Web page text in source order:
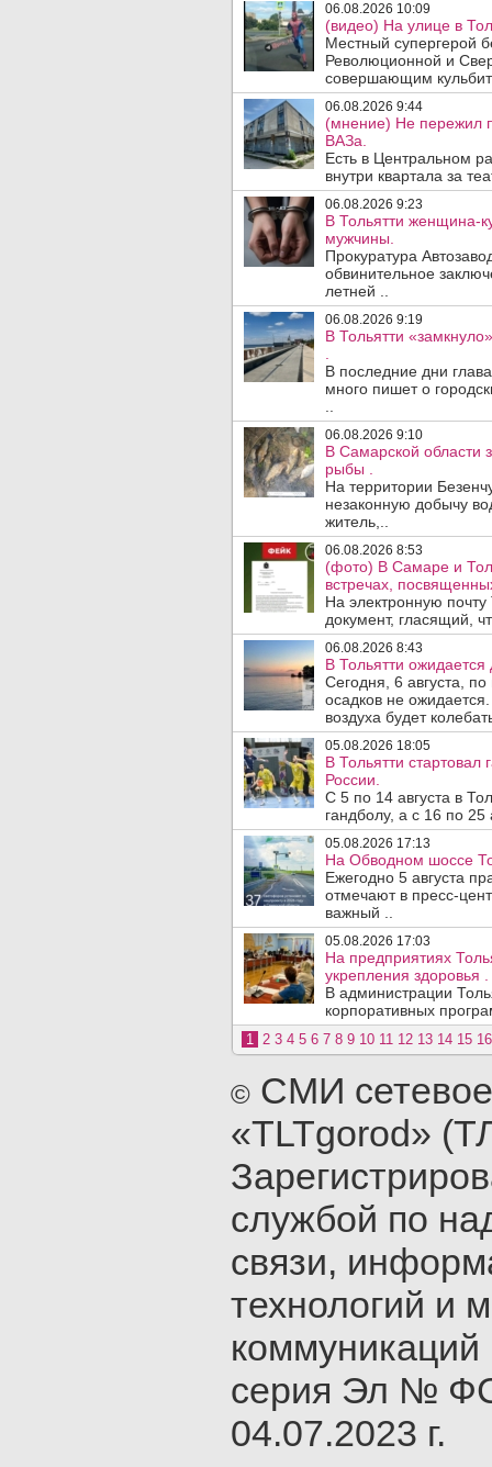
06.08.2026 10:09
(видео) На улице в
Местный супергерой
Революционной и
совершающим
06.08.2026 9:44
(мнение) Не пережил
ВАЗа.
Есть в Центральном
внутри квартала за
06.08.2026 9:23
В Тольятти женщина-
мужчины.
Прокуратура
обвинительное
летней ..
06.08.2026 9:19
В Тольятти
В последние дни
много пишет о
06.08.2026 9:10
В Самарской области
рыбы .
На территории
незаконную добычу
житель,..
06.08.2026 8:53
(фото) В Самаре и
встречах,
На электронную
документ, гласящий,
06.08.2026 8:43
В Тольятти ожидается
Сегодня, 6 августа,
осадков не
воздуха будет
05.08.2026 18:05
В Тольятти
России.
С 5 по 14 августа в
гандболу, а с 16 по
05.08.2026 17:13
На Обводном шоссе
Ежегодно 5 августа
отмечают в пресс-
важный ..
05.08.2026 17:03
На предприятиях
укрепления здоровья .
В администрации
корпоративных
1 2 3 4 5 6 7 8 9 10 11 12 13 14 15 16
© СМИ
«TLTgorod»
службой по
связи,
технологий и
серия Эл №
04.07.2023 г.